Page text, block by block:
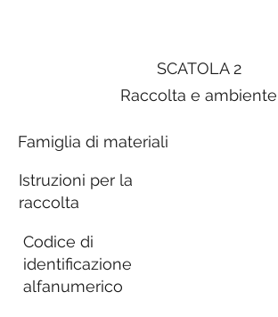
SCATOLA 2
Raccolta e ambiente
Famiglia di materiali
Istruzioni per la
raccolta
Codice di
identificazione
alfanumerico